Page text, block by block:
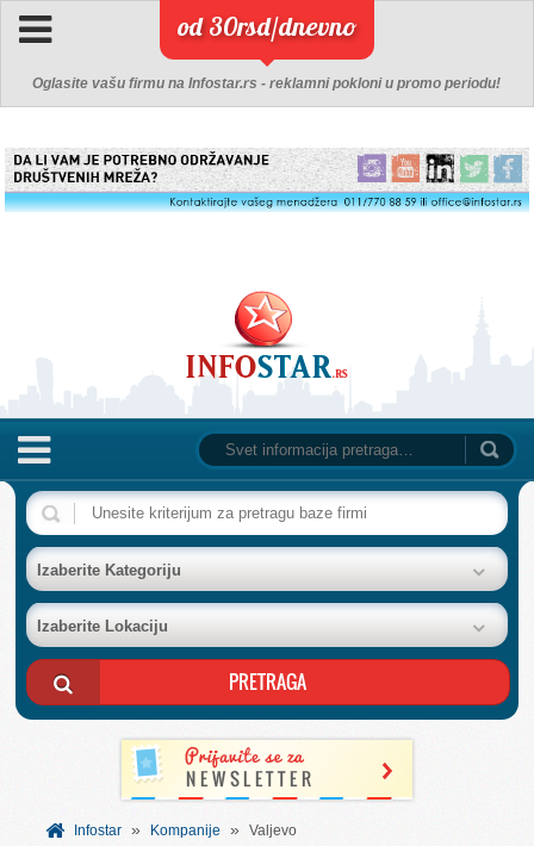
od 30rsd/dnevno
Oglasite vašu firmu na Infostar.rs - reklamni pokloni u promo periodu!
NASLOVNA
BAZA FIRMI
POSLOVNI OGLASI
AKCIJE I KATALOZI
BESPLATNI VAUČERI
SVET INFORMACIJA
Izaberite Kategoriju
Izaberite Lokaciju
Infostar » Kompanije » Valjevo